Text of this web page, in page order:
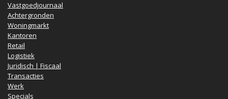
Vastgoedjournaal
Achtergronden
Woningmarkt
Kantoren
Retail
Logistiek
Juridisch | Fiscaal
Transacties
Werk
Specials